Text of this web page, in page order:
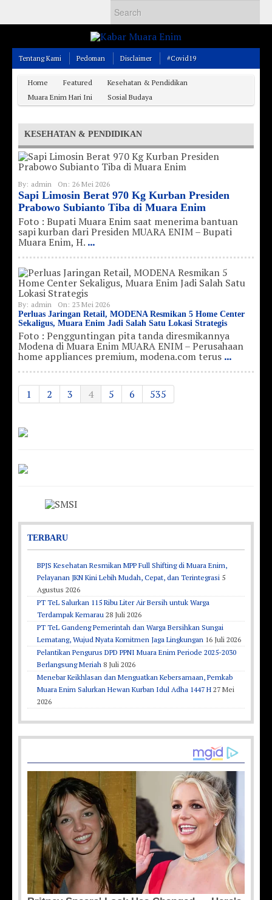
Tentang Kami Pedoman Disclaimer #Covid19
Home Featured
Kesehatan & Pendidikan
Muara Enim Hari Ini
Sosial Budaya
KESEHATAN & PENDIDIKAN
By: admin On: 26 Mei 2026
Sapi Limosin Berat 970 Kg Kurban Presiden
Prabowo Subianto Tiba di Muara Enim
Foto : Bupati Muara Enim saat menerima bantuan
sapi kurban dari Presiden MUARA ENIM – ​Bupati
Muara Enim, H. ...
By: admin On: 23 Mei 2026
Perluas Jaringan Retail, MODENA Resmikan 5 Home Center
Sekaligus, Muara Enim Jadi Salah Satu Lokasi Strategis
Foto : Pengguntingan pita tanda diresmikannya
Modena di Muara Enim MUARA ENIM – Perusahaan
home appliances premium, modena.com terus ...
1 2 3 4 5 6 535
TERBARU
BPJS Kesehatan Resmikan MPP Full Shifting di Muara Enim,
Pelayanan JKN Kini Lebih Mudah, Cepat, dan Terintegrasi 5
Agustus 2026
PT TeL Salurkan 115 Ribu Liter Air Bersih untuk Warga
Terdampak Kemarau 28 Juli 2026
PT TeL Gandeng Pemerintah dan Warga Bersihkan Sungai
Lematang, Wujud Nyata Komitmen Jaga Lingkungan 16 Juli 2026
Pelantikan Pengurus DPD PPNI Muara Enim Periode 2025-2030
Berlangsung Meriah 8 Juli 2026
Menebar Keikhlasan dan Menguatkan Kebersamaan, Pemkab
Muara Enim Salurkan Hewan Kurban Idul Adha 1447 H 27 Mei
2026